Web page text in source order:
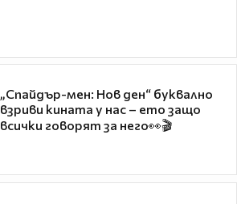
„Спайдър-мен: Нов ден“ буквално
взриви кината у нас – ето защо
всички говорят за него👀🎬